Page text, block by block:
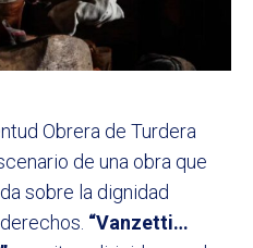
Obrera de Turdera
de una obra que
sobre la dignidad
“Vanzetti…